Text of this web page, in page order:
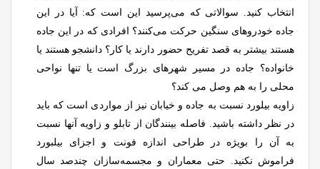
انتخاب کنید. سوالاتی که می‌پرسید این است که: آیا در این
جاده خودروهای سنگین حرکت می‌کنند؟ افرادی که در این جاده
هستند بیشتر به قصد تفریح حضور دارند یا کار؟ دانشجو هستند یا
خانواده؟ جاده در مسیر شهرهای بزرگ است یا تنها نواحی
محلی را به هم وصل می کند؟
زاویه بیلورد نسبت به جاده و خیابان نیز از مواردی است که باید
در نظر داشته باشید. فاصله بینندگان از تابلو و زاویه آنها نسبت
به آن را بویژه در طراحی اندازه فونت و اجزای بیلبورد
فراموش نکنید. حتی معماران و مجسمه‌سازان چندصد سال